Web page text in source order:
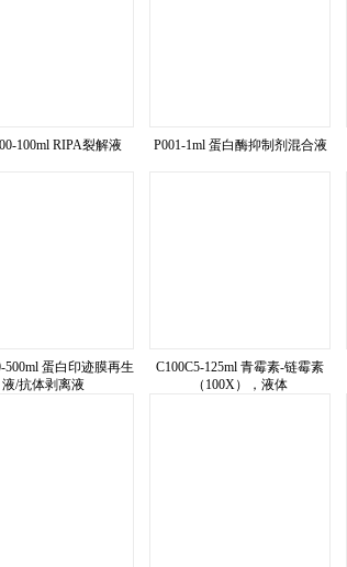
100ml RIPA裂解液 P001-1ml 蛋白酶抑制剂混合液
500ml 蛋白印迹膜再生
液/抗体剥离液
C100C5-125ml 青霉素-链霉素
（100X），液体